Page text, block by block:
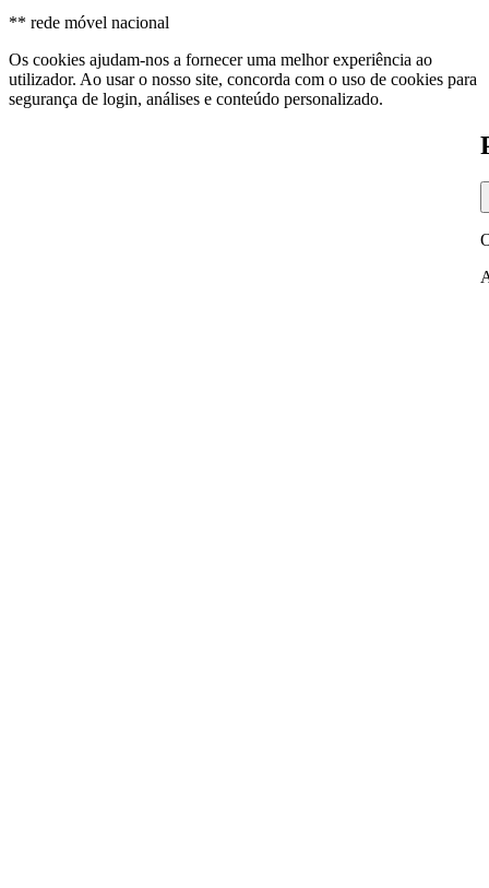
** rede móvel nacional
Os cookies ajudam-nos a fornecer uma melhor experiência ao
utilizador. Ao usar o nosso site, concorda com o uso de cookies para
segurança de login, análises e conteúdo personalizado.